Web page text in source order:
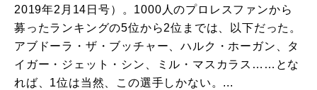
2019年2月14日号）。1000人のプロレスファンから
募ったランキングの5位から2位までは、以下だった。
アブドーラ・ザ・ブッチャー、ハルク・ホーガン、タ
イガー・ジェット・シン、ミル・マスカラス……とな
れば、1位は当然、この選手しかない。...